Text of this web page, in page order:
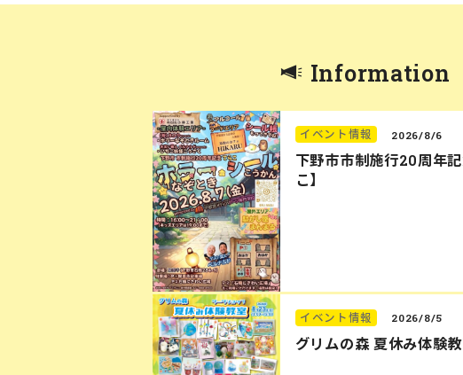
Information
イベント情報 2026/8/6
下野市市制施行20周年
こ】
イベント情報 2026/8/5
グリムの森 夏休み体験